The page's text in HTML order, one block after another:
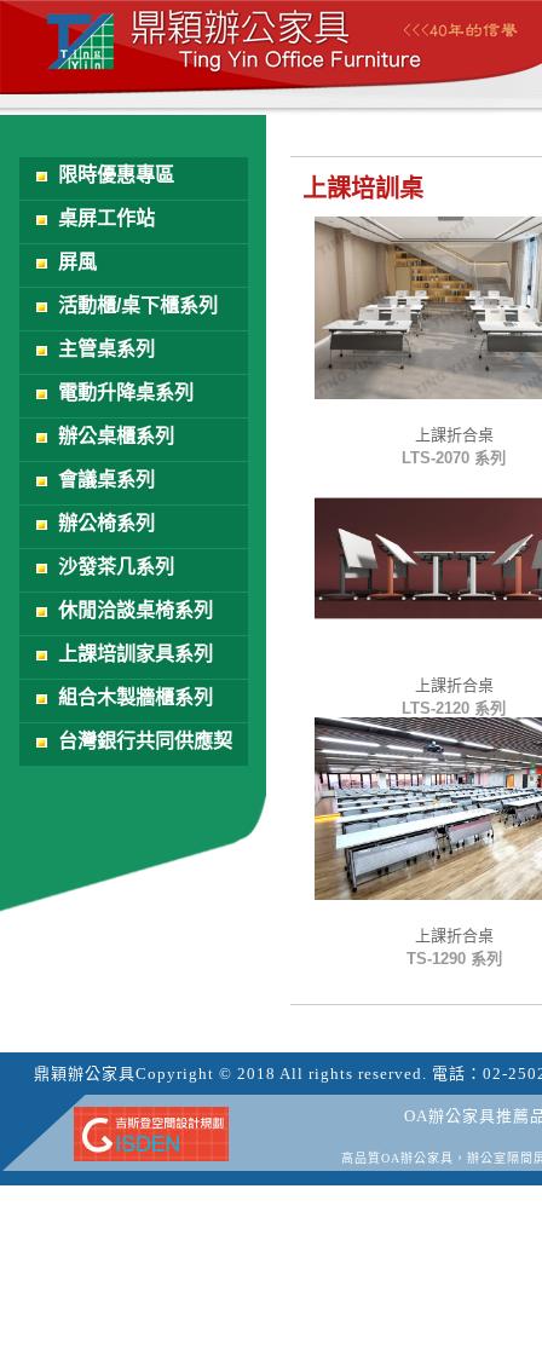
限時優惠專區
桌屏工作站
屏風
活動櫃/桌下櫃系列
主管桌系列
電動升降桌系列
辦公桌櫃系列
會議桌系列
辦公椅系列
沙發茶几系列
休閒洽談桌椅系列
上課培訓家具系列
組合木製牆櫃系列
台灣銀行共同供應契
上課培訓桌
上課折合桌
LTS-2070 系列
上課折合桌
LTS-2120 系列
上課折合桌
TS-1290 系列
鼎穎辦公家具Copyright © 2018 All rights reserved. 電話： 02-
OA辦公家具推薦
高品質OA辦公家具，辦公室隔間